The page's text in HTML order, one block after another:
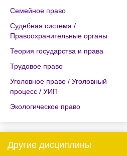
Семейное право
Судебная система /
Правоохранительные органы
Теория государства и права
Трудовое право
Уголовное право / Уголовный
процесс / УИП
Экологическое право
Другие дисциплины